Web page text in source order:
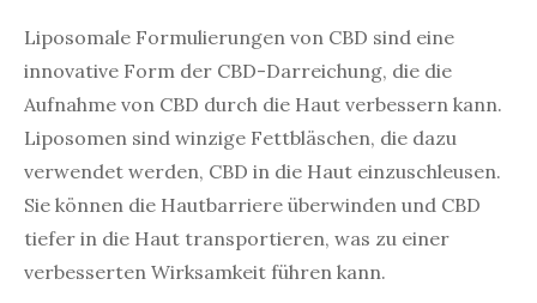
Liposomale Formulierungen von CBD sind eine
innovative Form der CBD-Darreichung, die die
Aufnahme von CBD durch die Haut verbessern kann.
Liposomen sind winzige Fettbläschen, die dazu
verwendet werden, CBD in die Haut einzuschleusen.
Sie können die Hautbarriere überwinden und CBD
tiefer in die Haut transportieren, was zu einer
verbesserten Wirksamkeit führen kann.